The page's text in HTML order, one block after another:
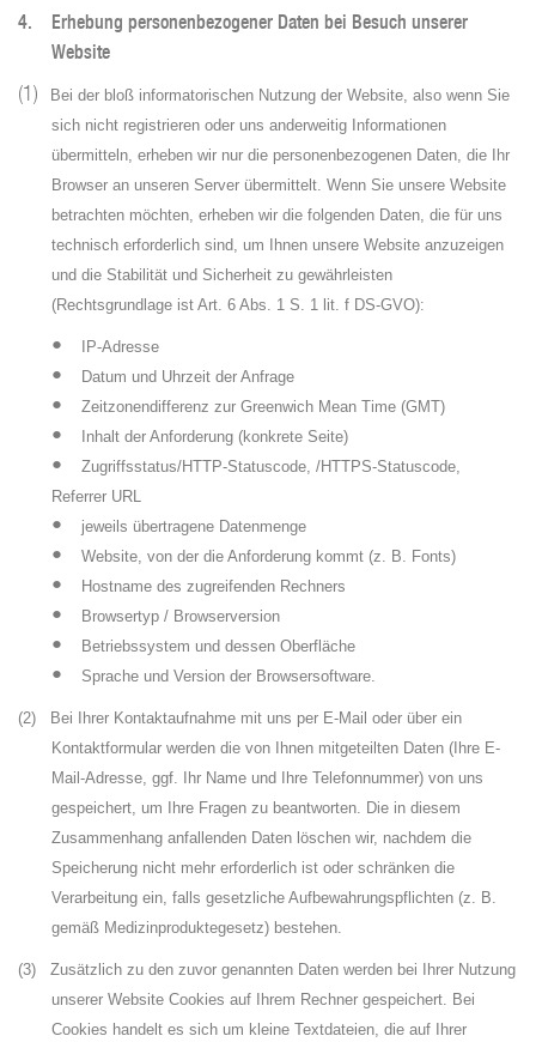
4. Erhebung personenbezogener Daten bei Besuch unserer
Website
(1)
Bei der bloß informatorischen Nutzung der Website, also wenn Sie
sich nicht registrieren oder uns anderweitig Informationen
übermitteln, erheben wir nur die personenbezogenen Daten, die Ihr
Browser an unseren Server übermittelt. Wenn Sie unsere Website
betrachten möchten, erheben wir die folgenden Daten, die für uns
technisch erforderlich sind, um Ihnen unsere Website anzuzeigen
und die Stabilität und Sicherheit zu gewährleisten
(Rechtsgrundlage ist Art. 6 Abs. 1 S. 1 lit. f DS-GVO):
• IP-Adresse
• Datum und Uhrzeit der Anfrage
• Zeitzonendifferenz zur Greenwich Mean Time (GMT)
• Inhalt der Anforderung (konkrete Seite)
•
Zugriffsstatus/HTTP-Statuscode, /HTTPS-Statuscode,
Referrer URL
• jeweils übertragene Datenmenge
• Website, von der die Anforderung kommt (z. B. Fonts)
• Hostname des zugreifenden Rechners
• Browsertyp / Browserversion
• Betriebssystem und dessen Oberfläche
• Sprache und Version der Browsersoftware.
(2)
Bei Ihrer Kontaktaufnahme mit uns per E-Mail oder über ein
Kontaktformular werden die von Ihnen mitgeteilten Daten (Ihre E-
Mail-Adresse, ggf. Ihr Name und Ihre Telefonnummer) von uns
gespeichert, um Ihre Fragen zu beantworten. Die in diesem
Zusammenhang anfallenden Daten löschen wir, nachdem die
Speicherung nicht mehr erforderlich ist oder schränken die
Verarbeitung ein, falls gesetzliche Aufbewahrungspflichten (z. B.
gemäß Medizinproduktegesetz) bestehen.
(3)
Zusätzlich zu den zuvor genannten Daten werden bei Ihrer Nutzung
unserer Website Cookies auf Ihrem Rechner gespeichert. Bei
Cookies handelt es sich um kleine Textdateien, die auf Ihrer